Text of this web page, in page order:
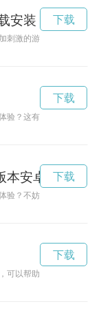
安装
刺激的游戏？现在下载
下载
验？这有网加速器下载
下载
安卓
验？不妨尝试下载原子
下载
可以帮助人们提高工作
下载